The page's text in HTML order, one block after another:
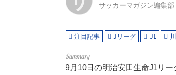
サッカーマガジン編集部
注目記事 Jリーグ J1
9月10日の明治安田生命J1リ